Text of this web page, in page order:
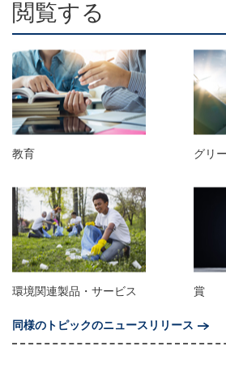
閲覧する
教育 グリ
環境関連製品・サービス
賞
同様のトピックのニュースリリース